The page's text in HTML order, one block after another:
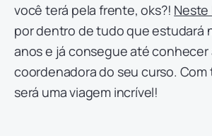
você terá pela frente, oks?! Neste
por dentro de tudo que estudará
anos e já consegue até conhecer
coordenadora do seu curso. Com
será uma viagem incrível!